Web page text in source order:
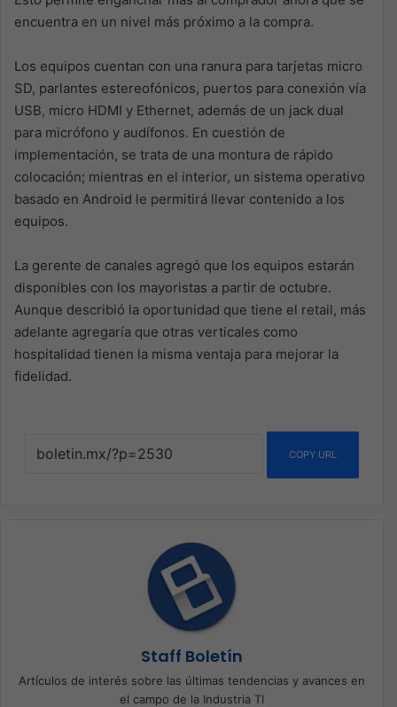
encuentra en un nivel más próximo a la compra.
Los equipos cuentan con una ranura para tarjetas micro
SD, parlantes estereofónicos, puertos para conexión vía
USB, micro HDMI y Ethernet, además de un jack dual
para micrófono y audífonos. En cuestión de
implementación, se trata de una montura de rápido
colocación; mientras en el interior, un sistema operativo
basado en Android le permitirá llevar contenido a los
equipos.
La gerente de canales agregó que los equipos estarán
disponibles con los mayoristas a partir de octubre.
Aunque describió la oportunidad que tiene el retail, más
adelante agregaría que otras verticales como
hospitalidad tienen la misma ventaja para mejorar la
fidelidad.
COPY URL
Staff Boletín
Artículos de interés sobre las últimas tendencias y avances en
el campo de la Industria TI